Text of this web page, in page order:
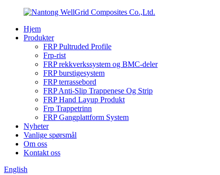
Hjem
Produkter
FRP Pultruded Profile
Frp-rist
FRP rekkverkssystem og BMC-deler
FRP burstigesystem
FRP terrassebord
FRP Anti-Slip Trappenese Og Strip
FRP Hand Layup Produkt
Frp Trappetrinn
FRP Gangplattform System
Nyheter
Vanlige spørsmål
Om oss
Kontakt oss
English